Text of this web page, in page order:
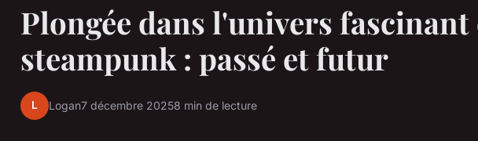
Plongée dans l'univers fascinant
steampunk : passé et futur
L Logan7 décembre 20258 min de lecture